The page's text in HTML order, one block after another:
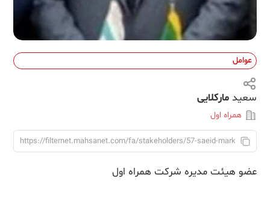
عوامل
سعید مارکلایی
همراه اول
عضو هیئت مدیره شرکت همراه اول